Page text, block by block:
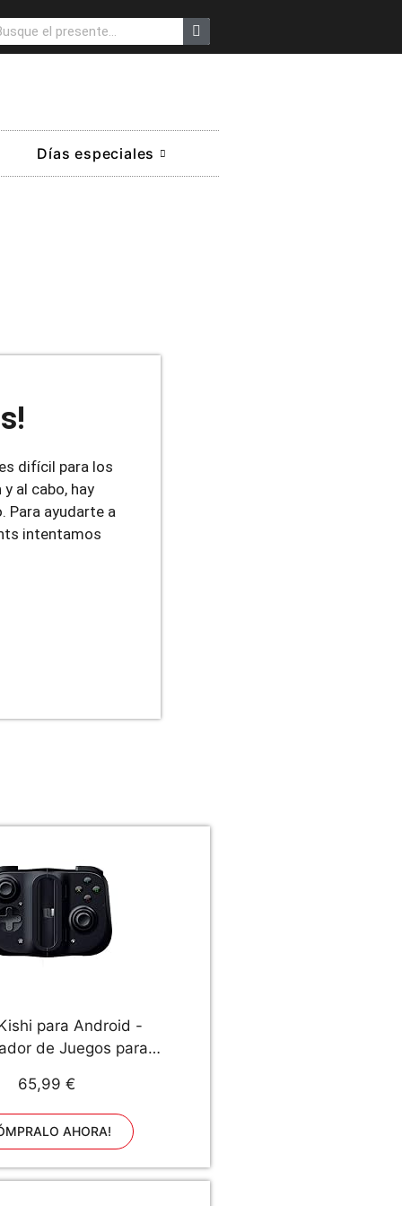
Días especiales
difícil para los
al cabo, hay
Para ayudarte a
intentamos
para Android -
de Juegos para
ergonómico, Ajuste
teléfonos móviles,
analógico, latencia
65,99 €
AHORA!